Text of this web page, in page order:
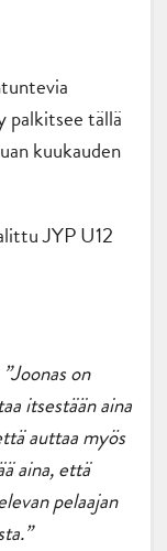
palkitsee tällä
kuukauden
JYP U12
”Joonas on
itsestään aina
auttaa myös
aina, että
pelaajan